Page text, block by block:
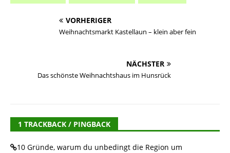
VORHERIGER
Weihnachtsmarkt Kastellaun – klein aber fein
NÄCHSTER
Das schönste Weihnachtshaus im Hunsrück
1 TRACKBACK / PINGBACK
10 Gründe, warum du unbedingt die Region um